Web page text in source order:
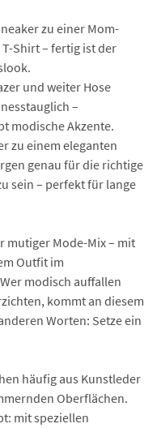
zu einer Mom-
Shirt – fertig ist der
und weiter Hose
–
modische Akzente.
zu einem eleganten
genau für die richtige
sein – perfekt für lange
mutiger Mode-Mix – mit
Outfit im
modisch auffallen
kommt an diesem
Worten: Setze ein
häufig aus Kunstleder
Oberflächen.
mit speziellen